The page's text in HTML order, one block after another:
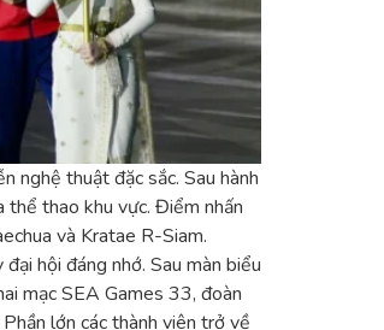
thuật đặc sắc. Sau hành
thao khu vực. Điểm nhấn
và Kratae R-Siam.
hội đáng nhớ. Sau màn biểu
mạc SEA Games 33, đoàn
lớn các thành viên trở về